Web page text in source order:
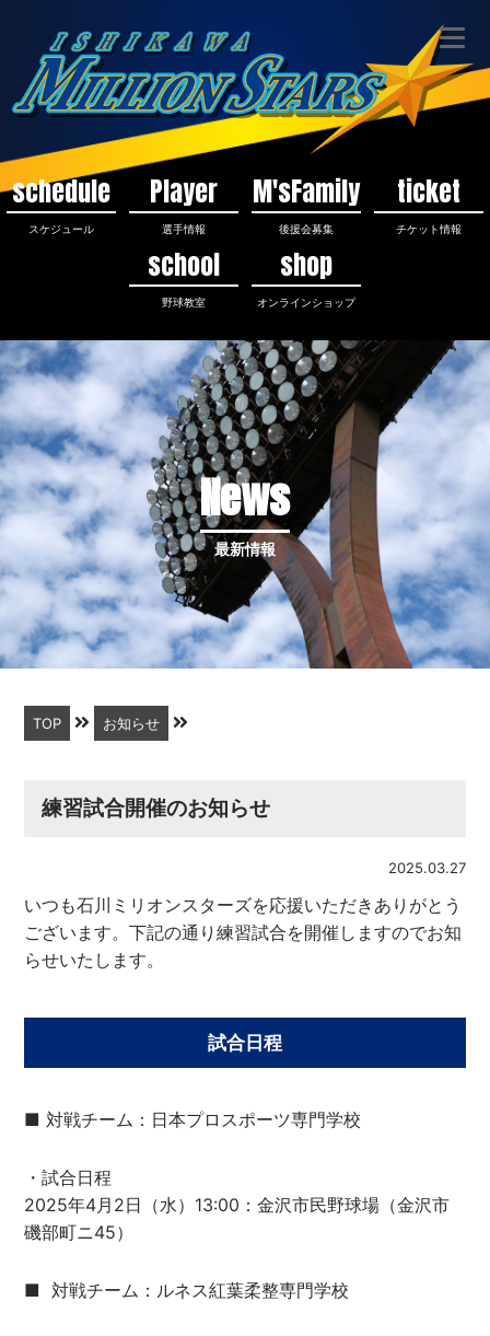
schedule
スケジュール
Player
選手情報
M'sFamily
後援会募集
ticket
チケット情報
school
野球教室
shop
オンラインショップ
News
最新情報
TOP お知らせ
練習試合開催のお知らせ
2025.03.27
いつも石川ミリオンスターズを応援いただきありがとう
ございます。下記の通り練習試合を開催しますのでお知
らせいたします。
試合日程
■ 対戦チーム：日本プロスポーツ専門学校
・試合日程
2025年4月2日（水）13:00：金沢市民野球場（金沢市
磯部町ニ45）
■ 対戦チーム：ルネス紅葉柔整専門学校